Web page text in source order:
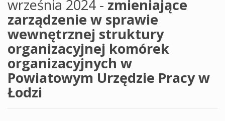
września 2024 - zmieniające
zarządzenie w sprawie
wewnętrznej struktury
organizacyjnej komórek
organizacyjnych w
Powiatowym Urzędzie Pracy w
Łodzi